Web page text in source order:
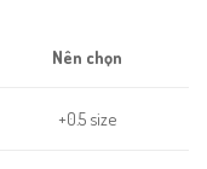
Nên chọn
+0.5 size